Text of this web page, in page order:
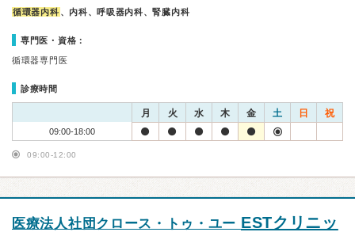
循環器内科 、内科、呼吸器内科、腎臓内科
専門医・資格：
循環器専門医
診療時間
月 火 水 木 金 土 日 祝
09:00-18:00
09:00-12:00
医療法人社団クロース・トゥ・ユー ESTクリニッ